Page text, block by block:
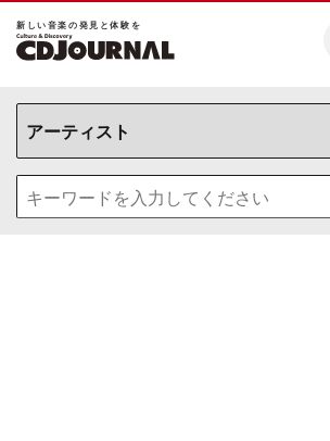
新しい⾳楽の発⾒と体験を